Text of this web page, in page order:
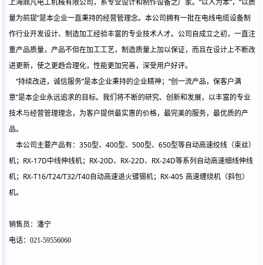
上海鼎凡电工机械有限公司，系专业设计和制作设备之厂家。 “以人为本”， “以质
量为前提”是本企业一直秉持的经营管理念。本公司拥有一批在电线电缆设备制
作行业开发设计、制造加工经验丰富的专业技术人才。公司自成立之初，一直注
重产品质量，产品不但在加工工艺，制造质量上加以保证，而且在设计上不断改
进更新，使之更趋合理化，性能更加完善，深受用户好评。
“持续改进，诚信服务”是本企业秉持的企业精神； “创一流产品，保客户满
意”是本企业永远追求的目标。我们将不断的研究、创新和发展，以丰富的专业
技术与经营管理理念，为客户提供最实惠的价格，最完美的服务，最优质的产
品。
本公司主要产品有： 350型、 400型、 500型、 650型等自动高速绞线（束丝）
机； RX-17D中线伸线机； RX-20D、 RX-22D、 RX-24D等系列自动高速细线伸线
机； RX-T16/T24/T32/T40自动高速退火镀锡机； RX-405 高速缠绕机（斜包）
机。
销售员：潘宁
电话：021-59556060